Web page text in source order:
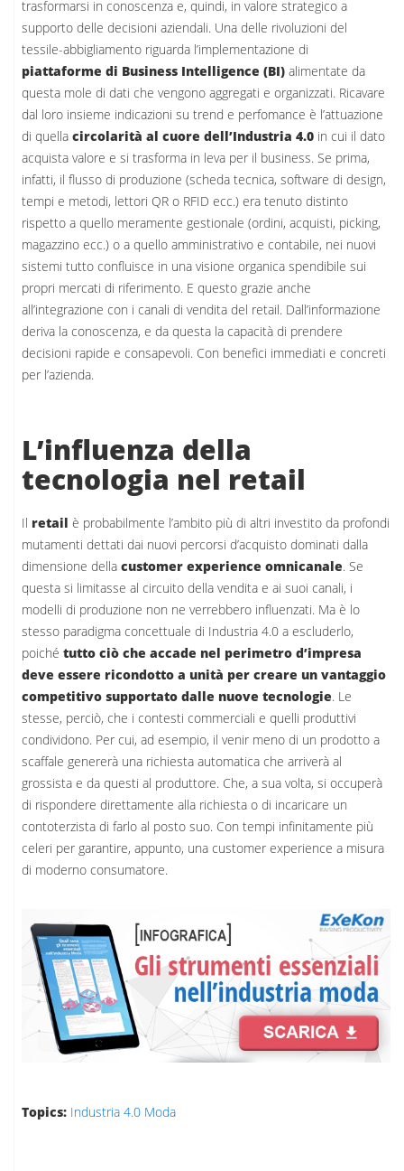
trasformarsi in conoscenza e, quindi, in valore strategico a
supporto delle decisioni aziendali. Una delle rivoluzioni del
tessile-abbigliamento riguarda l’implementazione di
piattaforme di Business Intelligence (BI) alimentate da
questa mole di dati che vengono aggregati e organizzati. Ricavare
dal loro insieme indicazioni su trend e perfomance è l’attuazione
di quella circolarità al cuore dell’Industria 4.0 in cui il dato
acquista valore e si trasforma in leva per il business. Se prima,
infatti, il flusso di produzione (scheda tecnica, software di design,
tempi e metodi, lettori QR o RFID ecc.) era tenuto distinto
rispetto a quello meramente gestionale (ordini, acquisti, picking,
magazzino ecc.) o a quello amministrativo e contabile, nei nuovi
sistemi tutto confluisce in una visione organica spendibile sui
propri mercati di riferimento. E questo grazie anche
all’integrazione con i canali di vendita del retail. Dall’informazione
deriva la conoscenza, e da questa la capacità di prendere
decisioni rapide e consapevoli. Con benefici immediati e concreti
per l’azienda.
L’influenza della
tecnologia nel retail
Il retail è probabilmente l’ambito più di altri investito da profondi
mutamenti dettati dai nuovi percorsi d’acquisto dominati dalla
dimensione della customer experience omnicanale. Se
questa si limitasse al circuito della vendita e ai suoi canali, i
modelli di produzione non ne verrebbero influenzati. Ma è lo
stesso paradigma concettuale di Industria 4.0 a escluderlo,
poiché tutto ciò che accade nel perimetro d’impresa
deve essere ricondotto a unità per creare un vantaggio
competitivo supportato dalle nuove tecnologie. Le
stesse, perciò, che i contesti commerciali e quelli produttivi
condividono. Per cui, ad esempio, il venir meno di un prodotto a
scaffale genererà una richiesta automatica che arriverà al
grossista e da questi al produttore. Che, a sua volta, si occuperà
di rispondere direttamente alla richiesta o di incaricare un
contoterzista di farlo al posto suo. Con tempi infinitamente più
celeri per garantire, appunto, una customer experience a misura
di moderno consumatore.
Topics: Industria 4.0 Moda